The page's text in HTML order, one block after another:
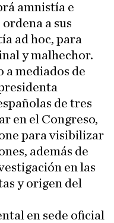
amnistía e
a sus
ad hoc, para
y malhechor.
a mediados de
de tres
en el Congreso,
para visibilizar
además de
en las
y origen del
en sede oficial